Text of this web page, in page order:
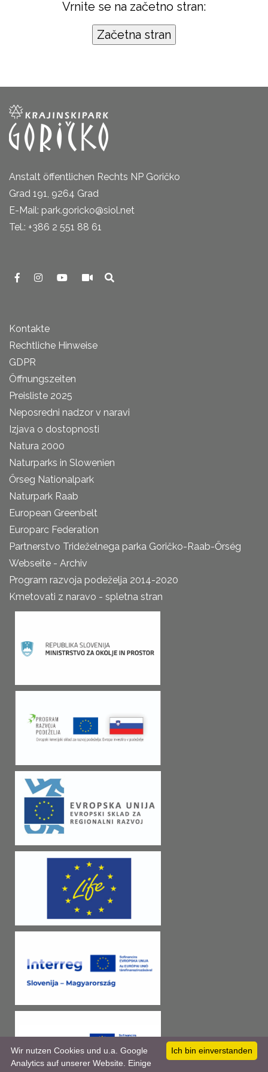
Vrnite se na začetno stran:
Anstalt öffentlichen Rechts NP Goričko
Grad 191, 9264 Grad
E-Mail: park.goricko@siol.net
Tel.: +386 2 551 88 61
Kontakte
Rechtliche Hinweise
GDPR
Öffnungszeiten
Preisliste 2025
Neposredni nadzor v naravi
Izjava o dostopnosti
Natura 2000
Naturparks in Slowenien
Őrseg Nationalpark
Naturpark Raab
European Greenbelt
Europarc Federation
Partnerstvo Trideželnega parka Goričko-Raab-Őrség
Webseite - Archiv
Program razvoja podeželja 2014-2020
Kmetovati z naravo - spletna stran
Ich bin einverstanden
Wir nutzen Cookies und u.a. Google
Analytics auf unserer Website. Einige